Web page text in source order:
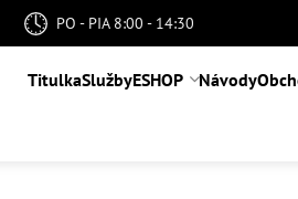
PO - PIA 8:00 - 14:30
TitulkaSlužbyESHOP Návody